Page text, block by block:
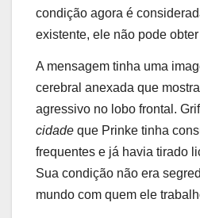
condição agora é
existente, ele não pode
A mensagem tinha uma
cerebral anexada que
agressivo no lobo frontal.
cidade que Prinke tinha
frequentes e já havia tirado
Sua condição não era
mundo com quem ele